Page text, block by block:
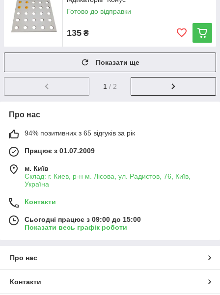
Готово до відправки
135 ₴
Показати ще
1 / 2
Про нас
94% позитивних з 65 відгуків за рік
Працює з 01.07.2009
м. Київ
Склад: г. Киев, р-н м. Лісова, ул. Радистов, 76, Київ,
Україна
Контакти
Сьогодні працює з 09:00 до 15:00
Показати весь графік роботи
Про нас
Контакти